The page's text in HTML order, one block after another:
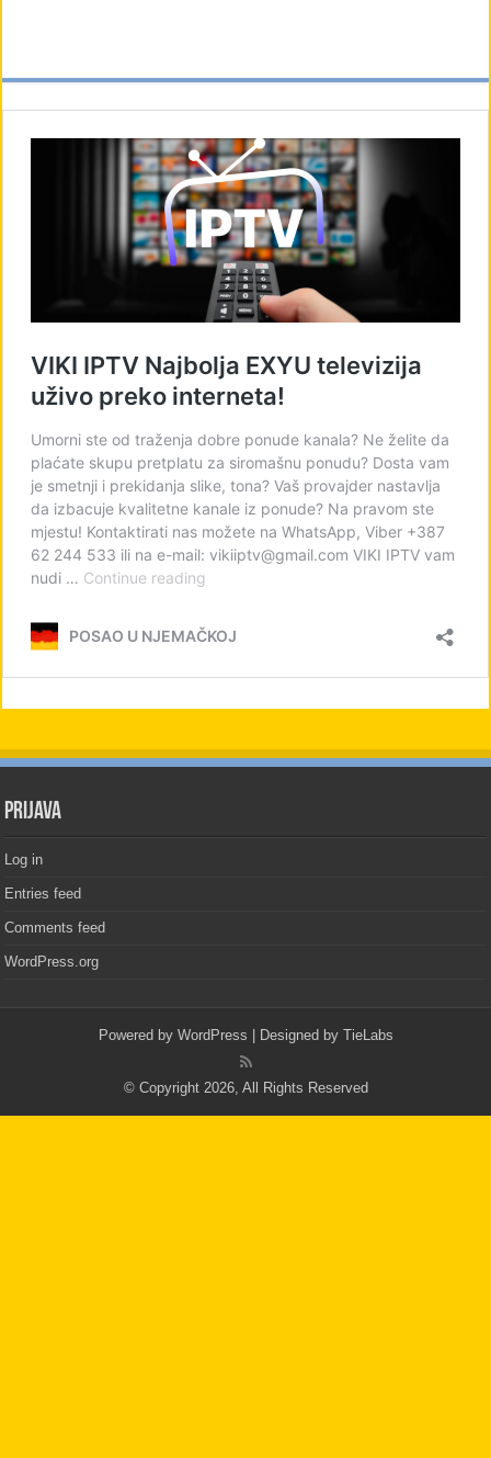
PRIJAVA
Log in
Entries feed
Comments feed
WordPress.org
Powered by WordPress | Designed by TieLabs
© Copyright 2026, All Rights Reserved